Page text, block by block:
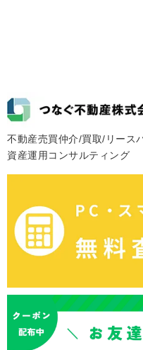
不動産売買仲介/買取/リース
資産運用コンサルティング